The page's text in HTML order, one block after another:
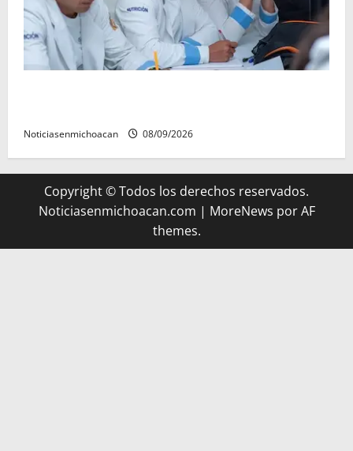
Noticiasenmichoacan 08/09/2026
Copyright © Todos los derechos reservados.
Noticiasenmichoacan.com | MoreNews por AF
themes.